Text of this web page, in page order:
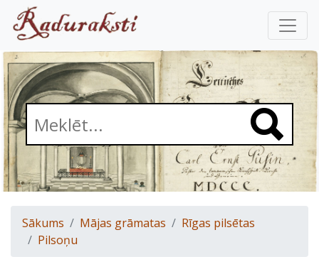
Sākums Mājas grāmatas
Rīgas pilsētas
Pilsoņu